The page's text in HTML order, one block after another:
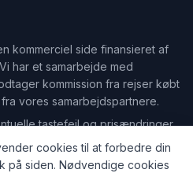
kommerciel side finansieret af
har et samarbejde med
kommission fra rejser købt
vores samarbejdspartnere.
tastefejl og prisændringer.
cookies til at forbedre din
på siden. Nødvendige cookies